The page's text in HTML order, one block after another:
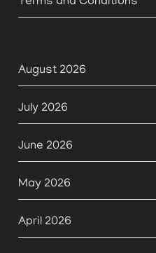
August 2026
July 2026
June 2026
May 2026
April 2026